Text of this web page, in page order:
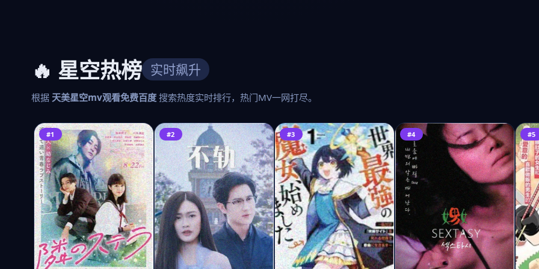
🔥 星空热榜 实时飙升
根据 天美星空mv观看免费百度 搜索热度实时排行，热门MV一网打尽。
#1 #2 #3 #4 #5